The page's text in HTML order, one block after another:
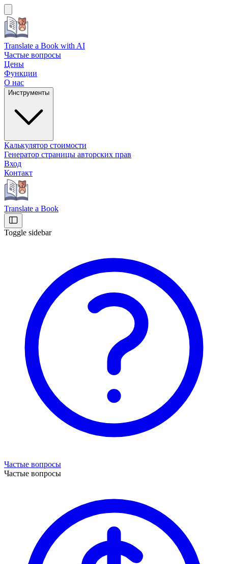
Translate a Book with AI
Частые вопросы
Цены
Функции
О нас
Инструменты
Калькулятор стоимости
Генератор страницы авторских прав
Вход
Контакт
Translate a Book
Toggle sidebar
Частые вопросы
Частые вопросы